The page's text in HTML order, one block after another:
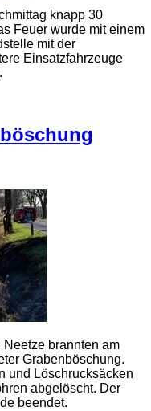
knapp 30
Feuer wurde mit einem
mit der
Einsatzfahrzeuge
brannten am
Grabenböschung.
und Löschrucksäcken
abgelöscht. Der
beendet.